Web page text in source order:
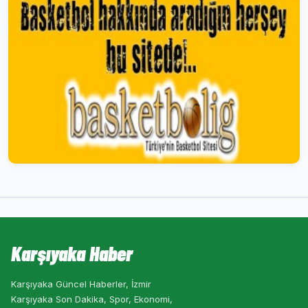
Karşıyaka Haber
Karşıyaka Güncel Haberler, İzmir
Karşıyaka Son Dakika, Spor, Ekonomi,